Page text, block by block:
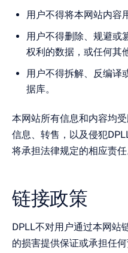
用户不得将本网站内容
用户不得删除、规避或
权利的数据，或任何其
用户不得拆解、反编译
据库。
本网站所有信息和内容均
信息、转售，以及侵犯
将承担法律规定的相应责任
链接政策
DPLL不对用户通过本网站
的损害提供保证或承担任